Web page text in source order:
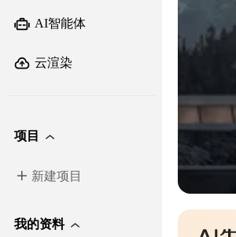
AI智能体
云渲染
项目
新建项目
我的资料